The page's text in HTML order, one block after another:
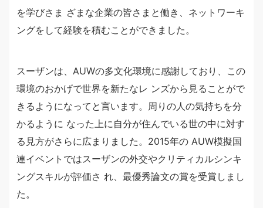
を学びさま ざまな企業の皆さまと働き、ネットワーキ
ングをして経験を積むことができました。
スーザンは、AUWの多文化環境に感謝しており、この
環境のおかげで世界を新たなレ ンズから見ることがで
きるようになってと言います。周りの人の気持ちを分
かるように なった上に自分が住んでいる世の中に対す
る見方がさらに広まりました。2015年の AUW模擬国
連イベントではスーザンの外交やクリティカルシンキ
ングスキルが評価さ れ、最優秀論文の賞を受賞しまし
た。